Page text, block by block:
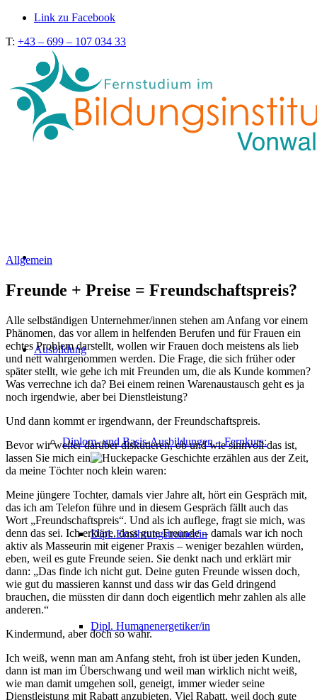
Link zu Facebook
T: +43 – 699 – 107 034 33
Ausbildung
Diplom- und Basis-Ausbildungen – Fernkurs:
Dipl. Ernährungstrainer/in
Dipl. Humanenergetiker/in
Allgemein
Freunde + Preise = Freundschaftspreis?
Alle selbständigen Unternehmer/innen stehen am Anfang vor einem
Phänomen, das vor allem in helfenden Berufen und für Frauen ein
echtes Problem darstellt, wollen wir Frauen doch meistens als lieb
und nett wahrgenommen werden. Die Frage, die sich früher oder
später stellt, wie gehe ich mit Freunden um, die als Kunde kommen?
Was verrechne ich da? Bei einem reinen Warenaustausch geht es ja
noch irgendwie, aber bei Dienstleistung?
Und dann kommt er irgendwann, der Freundschaftspreis.
Bevor wir weiter darüber diskutieren, ob und wie sinnvoll das ist,
lassen Sie mich ein
e Geschichte erzählen aus der Zeit,
da meine Töchter noch klein waren:
Meine jüngere Tochter, damals vier Jahre alt, hört ein Gespräch mit,
das ich am Telefon führe und in diesem Gespräch fällt auch das
Wort „Freundschaftspreis“. Und als ich auflege, fragt sie mich, was
denn das sei. Ich erkläre, dass gute Freunde – damals war ich noch
aktiv als Masseurin mit eigener Praxis – weniger bezahlen würden,
eben, weil es gute Freunde seien. Sie denkt nach und erklärt mir
dann: „Das finde ich nicht gut. Deine guten Freunde wissen doch,
wie gut du massieren kannst und dass wir das Geld dringend
brauchen, die müssten dir dann doch eigentlich mehr zahlen als alle
anderen.“
Kindermund, aber doch so wahr.
Ich weiß, wenn man am Anfang steht, froh ist über jeden Kunden,
dann ist man im Überschwang und weil man wirklich nicht weiß,
wie man damit umgehen soll, geneigt, immer wieder seine
Dienstleistung mit Rabatt anzubieten. Viel Rabatt, weil doch gute